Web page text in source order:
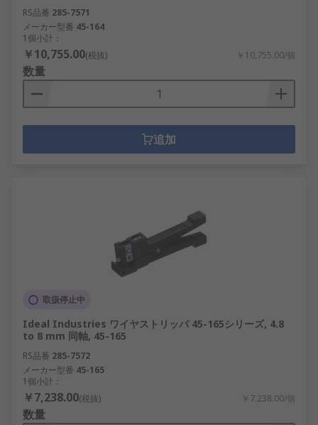
RS品番 285-7571
メーカー型番 45-164
1個小計：
￥10,755.00(税抜) ￥10,755.00/個
数量
追加
取扱停止中
Ideal Industries ワイヤストリッパ 45-165シリーズ, 4.8
to 8 mm 同軸, 45-165
RS品番 285-7572
メーカー型番 45-165
1個小計：
￥7,238.00(税抜) ￥7,238.00/個
数量